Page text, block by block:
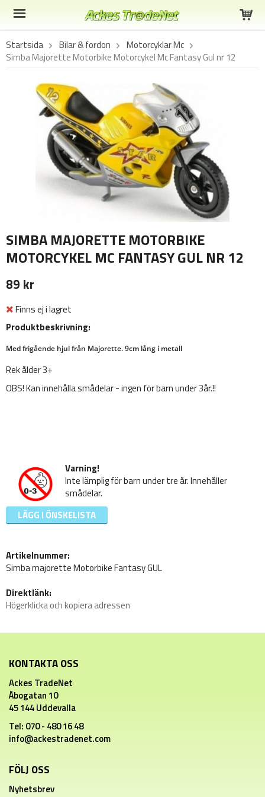
Startsida Bilar & fordon
Motorcyklar Mc
Simba Majorette Motorbike Motorcykel Mc Fantasy Gul nr 12
SIMBA MAJORETTE MOTORBIKE
MOTORCYKEL MC FANTASY GUL NR 12
89 kr
Finns ej i lagret
Produktbeskrivning:
Med frigående hjul från Majorette. 9cm lång i metall
Rek ålder 3+
OBS! Kan innehålla smådelar - ingen för barn under 3år.!!
Varning!
Inte lämplig för barn under tre år. Innehåller
smådelar.
LÄGG I ÖNSKELISTA
Artikelnummer:
Simba majorette Motorbike Fantasy GUL
Direktlänk:
Högerklicka och kopiera adressen
KONTAKTA OSS
Ackes TradeNet
Åbogatan 10
45 144 Uddevalla
Tel: 070 - 480 16 48
info@ackestradenet.com
FÖLJ OSS
Nyhetsbrev